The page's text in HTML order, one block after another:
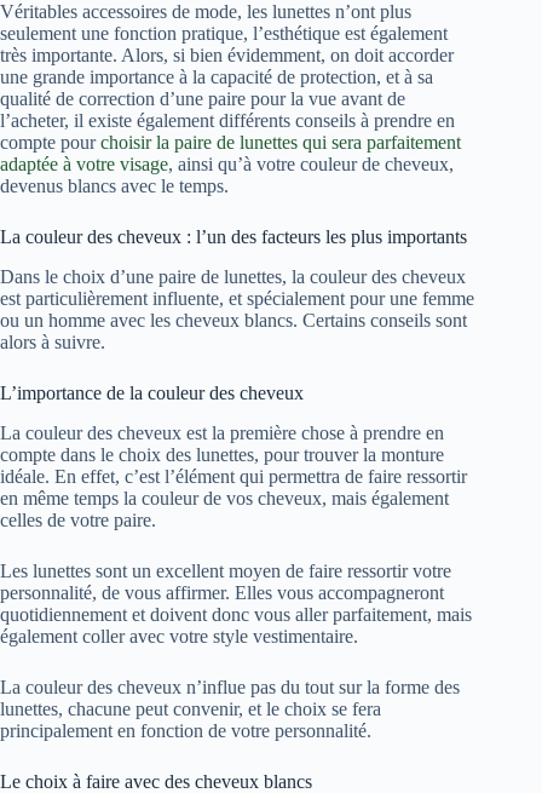
Véritables accessoires de mode, les lunettes n’ont plus
seulement une fonction pratique, l’esthétique est également
très importante. Alors, si bien évidemment, on doit accorder
une grande importance à la capacité de protection, et à sa
qualité de correction d’une paire pour la vue avant de
l’acheter, il existe également différents conseils à prendre en
compte pourchoisir la paire de lunettes qui sera parfaitement
adaptée à votre visage, ainsi qu’à votre couleur de cheveux,
devenus blancs avec le temps.
La couleur des cheveux : l’un des facteurs les plus importants
Dans le choix d’une paire de lunettes, la couleur des cheveux
est particulièrement influente, et spécialement pour une femme
ou un homme avec les cheveux blancs. Certains conseils sont
alors à suivre.
L’importance de la couleur des cheveux
La couleur des cheveux est la première chose à prendre en
compte dans le choix des lunettes, pour trouver la monture
idéale. En effet, c’est l’élément qui permettra de faire ressortir
en même temps la couleur de vos cheveux, mais également
celles de votre paire.
Les lunettes sont un excellent moyen de faire ressortir votre
personnalité, de vous affirmer. Elles vous accompagneront
quotidiennement et doivent donc vous aller parfaitement, mais
également coller avec votre style vestimentaire.
La couleur des cheveux n’influe pas du tout sur la forme des
lunettes, chacune peut convenir, et le choix se fera
principalement en fonction de votre personnalité.
Le choix à faire avec des cheveux blancs